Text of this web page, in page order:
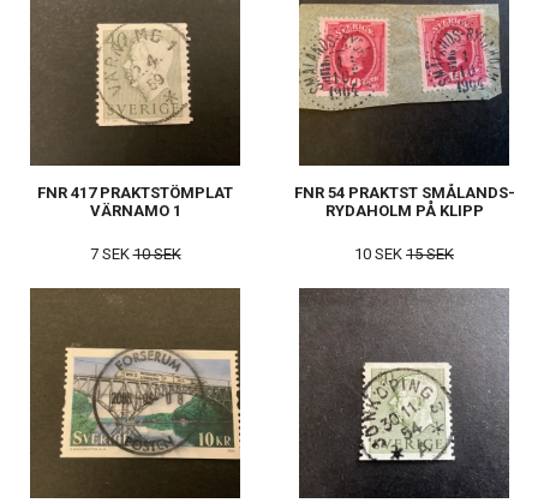
FNR 417 PRAKTSTÖMPLAT
VÄRNAMO 1
7 SEK10 SEK
FNR 54 PRAKTST SMÅLANDS-
RYDAHOLM PÅ KLIPP
10 SEK 15 SEK